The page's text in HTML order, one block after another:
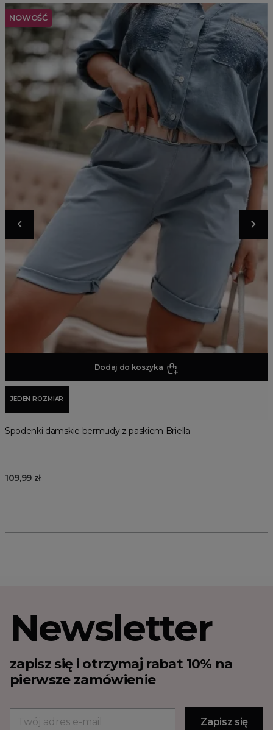
Dodaj do koszyka
JEDEN ROZMIAR
Spodenki damskie bermudy z paskiem Briella
109,99 zł
NOWOŚĆ
Newsletter
zapisz się i otrzymaj rabat 10% na
pierwsze zamówienie